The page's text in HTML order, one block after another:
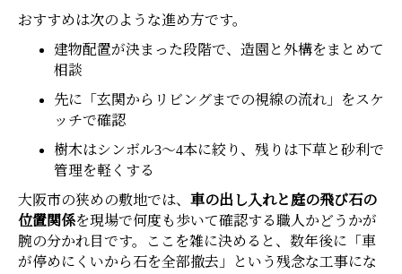
おすすめは次のような進め方です。
建物配置が決まった段階で、造園と外構をまとめて
相談
先に「玄関からリビングまでの視線の流れ」をスケ
ッチで確認
樹木はシンボル3〜4本に絞り、残りは下草と砂利で
管理を軽くする
大阪市の狭めの敷地では、 車の出し入れと庭の飛び石の
位置関係を現場で何度も歩いて確認する職人かどうかが
腕の分かれ目です。ここを雑に決めると、数年後に「車
が停めにくいから石を全部撤去」という残念な工事にな